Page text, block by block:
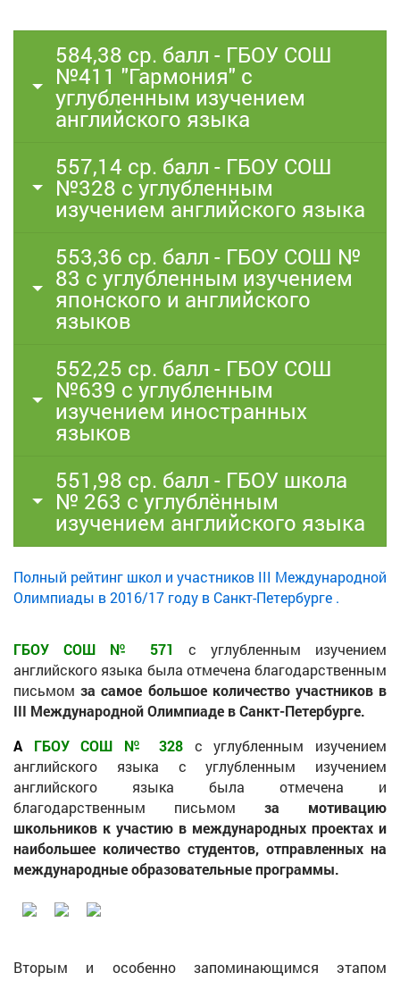
584,38 ср. балл - ГБОУ СОШ
№411 "Гармония" с
углубленным изучением
английского языка
557,14 ср. балл - ГБОУ СОШ
№328 с углубленным
изучением английского языка
553,36 ср. балл - ГБОУ СОШ №
83 с углубленным изучением
японского и английского
языков
552,25 ср. балл - ГБОУ СОШ
№639 с углубленным
изучением иностранных
языков
551,98 ср. балл - ГБОУ школа
№ 263 с углублённым
изучением английского языка
Полный рейтинг школ и участников III Международной
Олимпиады в 2016/17 году в Санкт-Петербурге .
ГБОУ СОШ № 571с углубленным изучением
английского языка была отмечена благодарственным
письмомза самое большое количество участников в
III Международной Олимпиаде в Санкт-Петербурге.
А ГБОУ СОШ № 328 с углубленным изучением
английского языка с углубленным изучением
английского языка была отмечена и
благодарственным письмом за мотивацию
школьников к участию в международных проектах и
наибольшее количество студентов, отправленных на
международные образовательные программы.
Вторым и особенно запоминающимся этапом